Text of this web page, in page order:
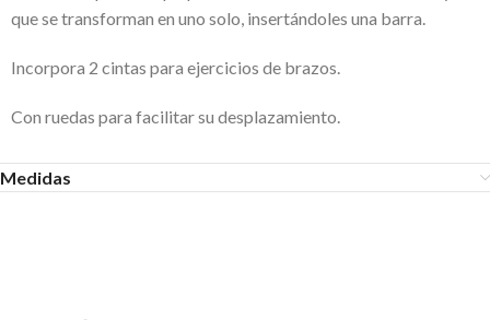
que se transforman en uno solo, insertándoles una barra.
Incorpora 2 cintas para ejercicios de brazos.
Con ruedas para facilitar su desplazamiento.
Medidas